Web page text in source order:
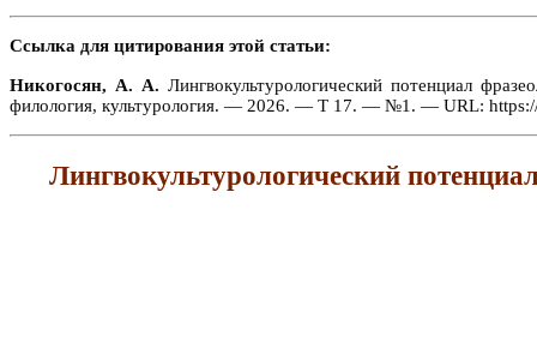
Ссылка для цитирования этой статьи:
Никогосян, А. А. Лингвокультурологический потенциал
филология, культурология. — 2026. — Т 17. — №1. — URL:
Лингвокультурологический